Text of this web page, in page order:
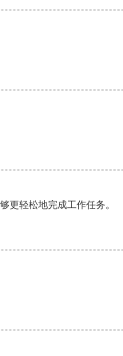
更轻松地完成工作任务。